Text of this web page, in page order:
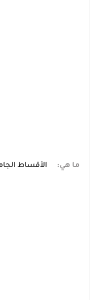
ما هي: الأقساط